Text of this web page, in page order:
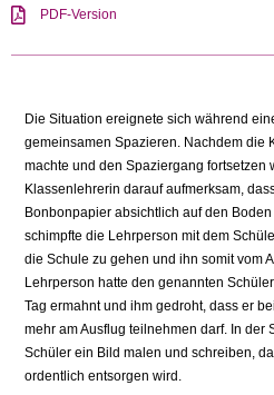
PDF-Version
Die Situation ereignete sich während
gemeinsamen Spazieren. Nachdem die
machte und den Spaziergang fortsetzen
Klassenlehrerin darauf aufmerksam,
Bonbonpapier absichtlich auf den
schimpfte die Lehrperson mit dem
die Schule zu gehen und ihn somit vom
Lehrperson hatte den genannten
Tag ermahnt und ihm gedroht, dass er
mehr am Ausflug teilnehmen darf. In der
Schüler ein Bild malen und schreiben,
ordentlich entsorgen wird.